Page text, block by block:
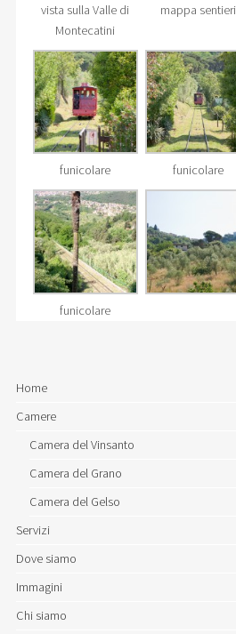
vista sulla Valle di
Montecatini
mappa sentieri
funicolare funicolare
funicolare
Home
Camere
Camera del Vinsanto
Camera del Grano
Camera del Gelso
Servizi
Dove siamo
Immagini
Chi siamo